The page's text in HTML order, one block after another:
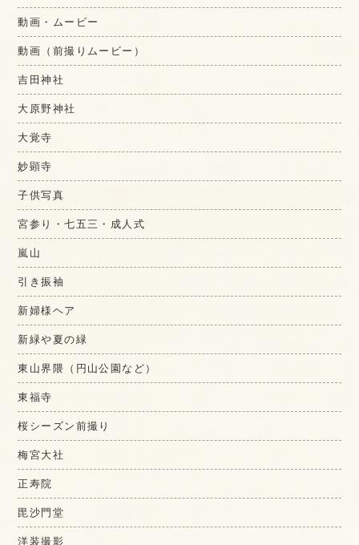
動画・ムービー
動画（前撮りムービー）
吉田神社
大原野神社
大覚寺
妙顕寺
子供写真
宮参り・七五三・成人式
嵐山
引き振袖
新婦様ヘア
新緑や夏の緑
東山界隈（円山公園など）
東福寺
桜シーズン前撮り
梅宮大社
正寿院
毘沙門堂
洋装撮影